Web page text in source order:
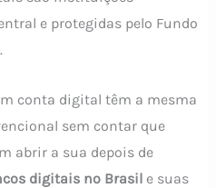
e protegidas pelo Fundo
conta digital têm a mesma
sem contar que
abrir a sua depois de
digitais no Brasile suas